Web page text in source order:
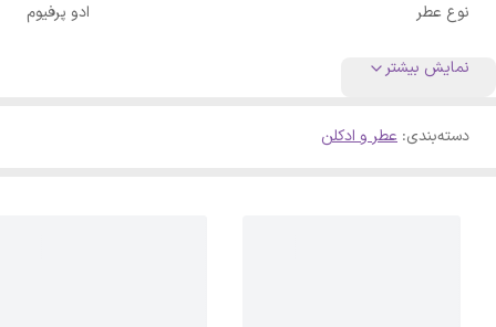
نوع عطر ادو پرفیوم
نمایش بیشتر
دسته‌بندی: عطر و ادکلن